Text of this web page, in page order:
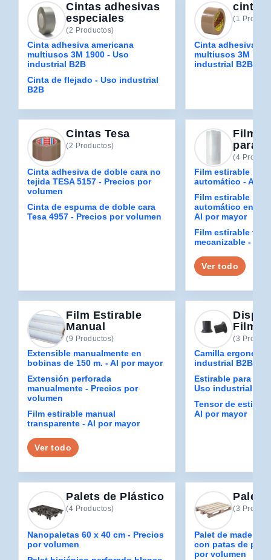
Cintas adhesivas
especiales
(2 Productos)
Cinta adhesiva americana
multiusos 3M 1900 - Uso
industrial B2B
Cinta de flejado - Uso industrial
B2B
cintas
(1
Cinta adhesiva
multiusos 3M
industrial B2B
Cintas Tesa
(2 Productos)
Cinta adhesiva de doble cara no
tejida TESA 5157 - Precios por
volumen
Cinta de espuma de doble cara
Tesa 4957 - Precios por volumen
Film
para
(4
Film estirable
automático - Al
Film estirable
automático en
Al por mayor
Film estirable
mecanizable - Al
Ver todo
Film Estirable
Manual
(9 Productos)
Extensible manualmente en
bobinas de 150 m. - Al por mayor
Extensión perforada
manualmente - Precios por
volumen
Film estirable manual
transparente - Al por mayor
Ver todo
Film
(3
Camilla
industrial B2B
Estirable para
Uso industrial B2B
Tensor de
Al por mayor
Palets de Plástico
(4 Productos)
Nanopaletas 60 x 40 cm - Precios
por volumen
Palets
(3
Palet de madera
con patas de
por volumen